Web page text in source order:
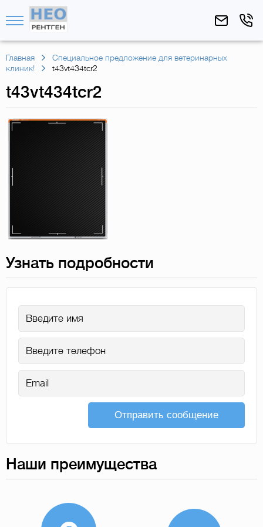
Главная
Специальное предложение для ветеринарных
клиник!
t43vt434tcr2
t43vt434tcr2
Узнать подробности
Отправить сообщение
Наши преимущества